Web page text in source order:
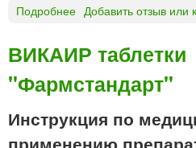
Подробнее
и
н
и
л
н
Добавить отзыв или
ВИКАИР таблетки
"Фармстандарт"
Инструкция по